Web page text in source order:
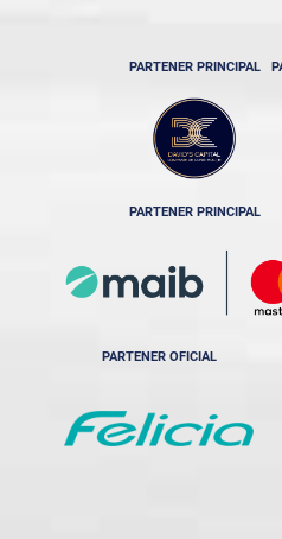
PARTENER PRINCIPAL
PARTENER PRINCIPAL
PARTENER OFICIAL